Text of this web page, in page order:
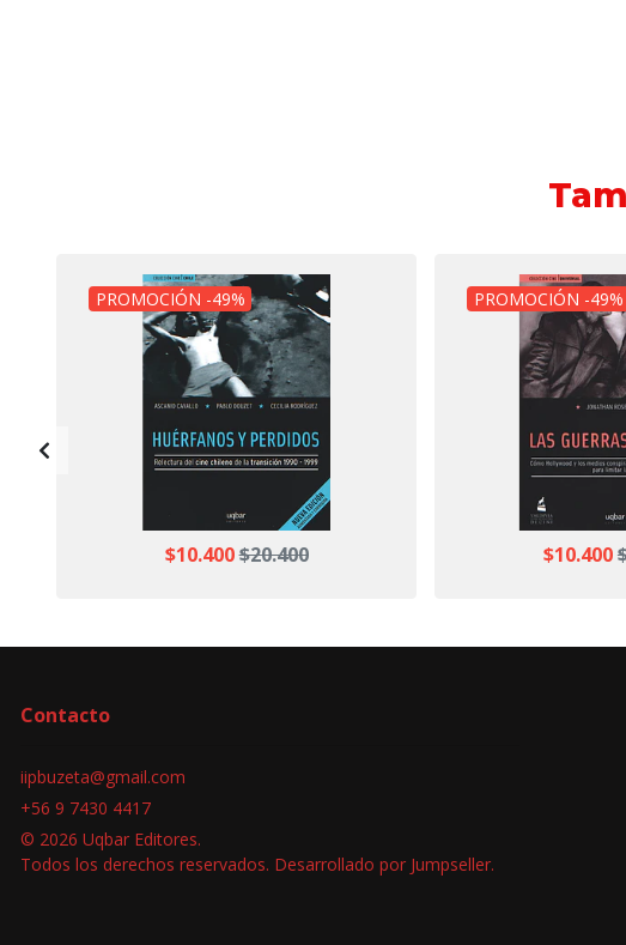
PROMOCIÓN -49%
$10.400$20.400
PROMOCIÓN -49%
$10.400
Contacto
iipbuzeta@gmail.com
+56 9 7430 4417
© 2026 Uqbar Editores.
Todos los derechos reservados. Desarrollado por Jumpseller.